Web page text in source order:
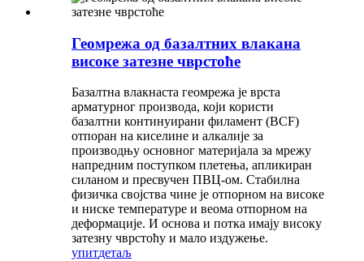
Геомрежа од базалтних влакана
високе затезне чврстоће
Базалтна влакнаста геомрежа је врста
арматурног производа, који користи
базалтни континуирани филамент (BCF)
отпоран на киселине и алкалије за
производњу основног материјала за мрежу
напредним поступком плетења, апликиран
силаном и пресвучен ПВЦ-ом. Стабилна
физичка својства чине је отпорном на високе
и ниске температуре и веома отпорном на
деформације. И основа и потка имају високу
затезну чврстоћу и мало издужење.
упитдетаљ